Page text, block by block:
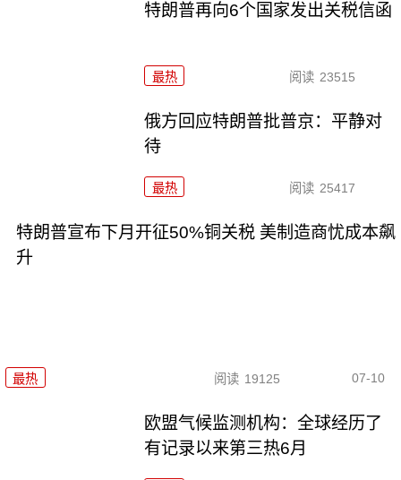
特朗普再向6个国家发出关税信函
最热 阅读 23515
俄方回应特朗普批普京：平静对
待
最热 阅读 25417
特朗普宣布下月开征50%铜关税 美制造商忧成本飙
升
最热 阅读 19125 07-10
欧盟气候监测机构：全球经历了
有记录以来第三热6月